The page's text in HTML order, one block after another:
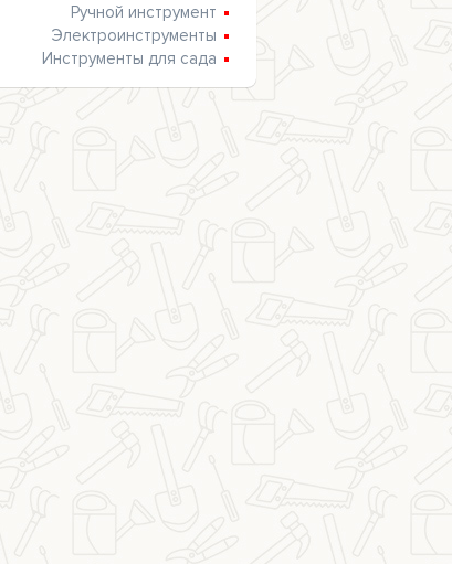
Ручной инструмент
Электроинструменты
Инструменты для сада